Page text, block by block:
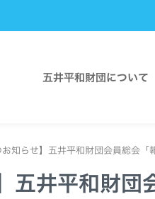
五井平和財団について
お知らせ】五井平和財団会員総会
五井平和財団